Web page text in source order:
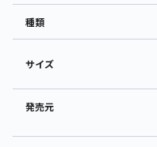
種類
サイズ
発売元